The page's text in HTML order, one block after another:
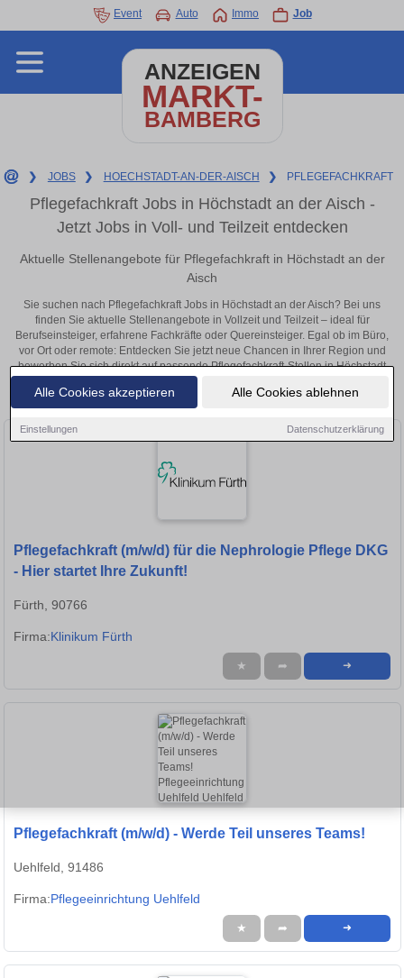
Alle Cookies akzeptieren Alle Cookies ablehnen
Einstellungen Datenschutzerklärung
Event Auto Immo Job
ANZEIGEN
MARKT-
BAMBERG
❯ JOBS ❯ HOECHSTADT-AN-DER-AISCH ❯ PFLEGEFACHKRAFT
Pflegefachkraft Jobs in Höchstadt an der Aisch -
Jetzt Jobs in Voll- und Teilzeit entdecken
Aktuelle Stellenangebote für Pflegefachkraft in Höchstadt an der
Aisch
Sie suchen nach Pflegefachkraft Jobs in Höchstadt an der Aisch? Bei uns
finden Sie aktuelle Stellenangebote in Vollzeit und Teilzeit – ideal für
Berufseinsteiger, erfahrene Fachkräfte oder Quereinsteiger. Egal ob im Büro,
vor Ort oder remote: Entdecken Sie jetzt neue Chancen in Ihrer Region und
bewerben Sie sich direkt auf passende Pflegefachkraft-Stellen in Höchstadt
an der Aisch!
Pflegefachkraft (m/w/d) für die Nephrologie Pflege DKG
- Hier startet Ihre Zukunft!
Fürth, 90766
Firma:Klinikum Fürth
★ ➦ ➜
Pflegefachkraft (m/w/d) - Werde Teil unseres Teams!
Uehlfeld, 91486
Firma:Pflegeeinrichtung Uehlfeld
★ ➦ ➜